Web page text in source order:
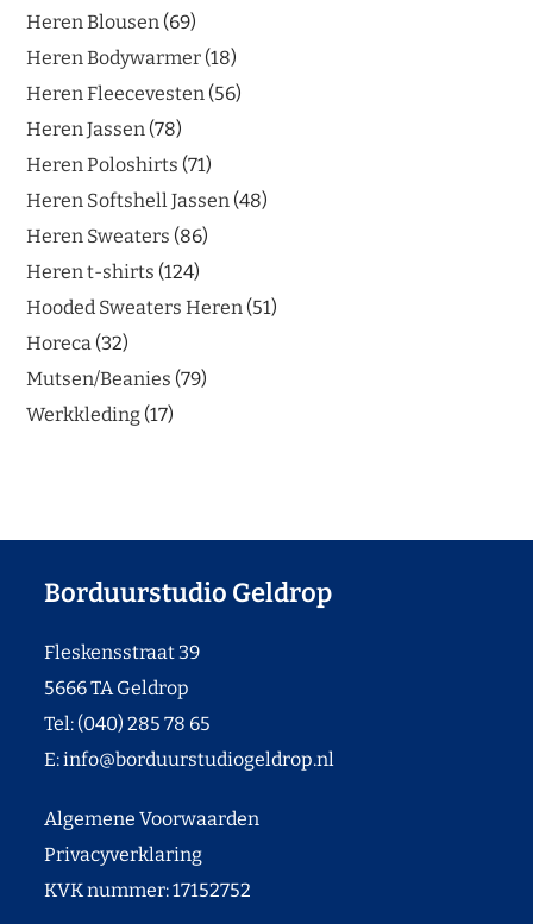
Heren Blousen 69
Heren Bodywarmer 18
Heren Fleecevesten 56
Heren Jassen 78
Heren Poloshirts 71
Heren Softshell Jassen 48
Heren Sweaters 86
Heren t-shirts 124
Hooded Sweaters Heren 51
Horeca 32
Mutsen/Beanies 79
Werkkleding 17
Borduurstudio Geldrop
Fleskensstraat 39
5666 TA Geldrop
Tel: (040) 285 78 65
E:info@borduurstudiogeldrop.nl
Algemene Voorwaarden
Privacyverklaring
KVK nummer: 17152752